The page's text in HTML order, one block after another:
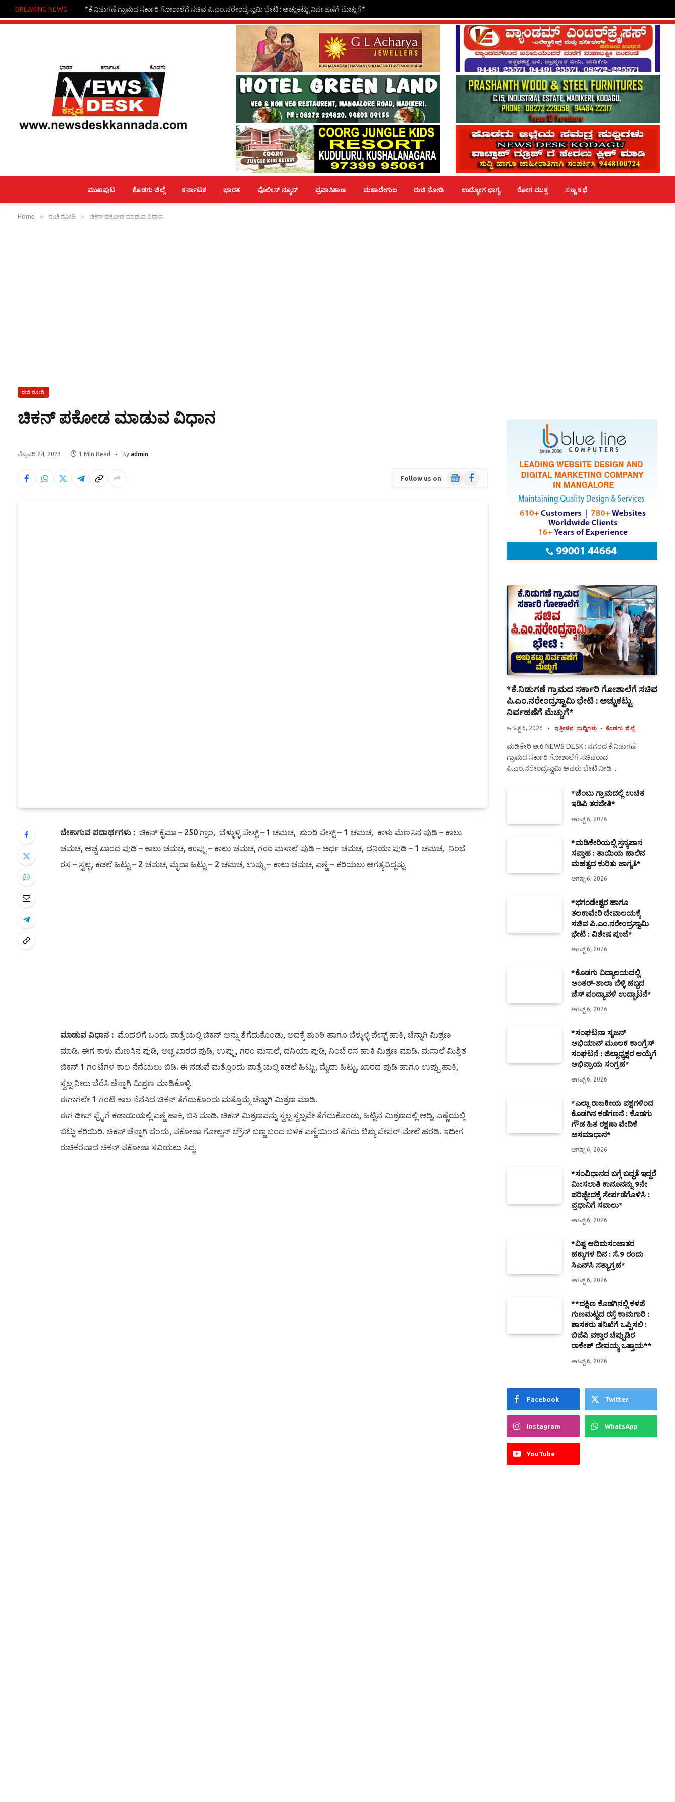
BREAKING NEWS *ಕೆ.ನಿಡುಗಣೆ ಗ್ರಾಮದ ಸರ್ಕಾರಿ ಗೋಶಾಲೆಗೆ ಸಚಿವ ಪಿ.ಎಂ.ನರೇಂದ್ರಸ್ವಾಮಿ ಭೇಟಿ : ಅಚ್ಚುಕಟ್ಟು ನಿರ್ವಹಣೆಗೆ ಮೆಚ್ಚುಗೆ*
ಮುಖಪುಟ ಕೊಡಗು ಜಿಲ್ಲೆ ಕರ್ನಾಟಕ ಭಾರತ ಪೊಲೀಸ್ ನ್ಯೂಸ್ ಪ್ರವಾಸಿತಾಣ ಮಹಾದೇಗುಲ ರುಚಿ ನೋಡಿ ಉದ್ಯೋಗ ಭಾಗ್ಯ ರೋಗ ಮುಕ್ತ ಸಣ್ಣ ಕಥೆ
Home » ರುಚಿ ನೋಡಿ » ಚಿಕನ್ ಪಕೋಡ ಮಾಡುವ ವಿಧಾನ
ರುಚಿ ನೋಡಿ
ಚಿಕನ್ ಪಕೋಡ ಮಾಡುವ ವಿಧಾನ
ಫೆಬ್ರವರಿ 24, 2023 1 Min Read By admin
Follow us on
GoogleFacebook
ಬೇಕಾಗುವ ಪದಾರ್ಥಗಳು : ಚಿಕನ್ ಕೈಮಾ – 250 ಗ್ರಾಂ, ಬೆಳ್ಳುಳ್ಳಿ ಪೇಸ್ಟ್ – 1 ಚಮಚ, ಶುಂಠಿ ಪೇಸ್ಟ್ – 1 ಚಮಚ, ಕಾಳು ಮೆಣಸಿನ ಪುಡಿ – ಕಾಲು
ಚಮಚ, ಅಚ್ಚ ಖಾರದ ಪುಡಿ – ಕಾಲು ಚಮಚ, ಉಪ್ಪು – ಕಾಲು ಚಮಚ, ಗರಂ ಮಸಾಲೆ ಪುಡಿ – ಅರ್ಧ ಚಮಚ, ದನಿಯಾ ಪುಡಿ – 1 ಚಮಚ, ನಿಂಬೆ
ರಸ – ಸ್ವಲ್ಪ, ಕಡಲೆ ಹಿಟ್ಟು – 2 ಚಮಚ, ಮೈದಾ ಹಿಟ್ಟು – 2 ಚಮಚ, ಉಪ್ಪು – ಕಾಲು ಚಮಚ, ಎಣ್ಣೆ – ಕರಿಯಲು ಅಗತ್ಯವಿದ್ದಷ್ಟು
ಮಾಡುವ ವಿಧಾನ :ಮೊದಲಿಗೆ ಒಂದು ಪಾತ್ರೆಯಲ್ಲಿ ಚಿಕನ್ ಅನ್ನು ತೆಗೆದುಕೊಂಡು, ಅದಕ್ಕೆ ಶುಂಠಿ ಹಾಗೂ ಬೆಳ್ಳುಳ್ಳಿ ಪೇಸ್ಟ್ ಹಾಕಿ, ಚೆನ್ನಾಗಿ ಮಿಶ್ರಣ
ಮಾಡಿ. ಈಗ ಕಾಳು ಮೆಣಸಿನ ಪುಡಿ, ಅಚ್ಚ ಖಾರದ ಪುಡಿ, ಉಪ್ಪು, ಗರಂ ಮಸಾಲೆ, ದನಿಯಾ ಪುಡಿ, ನಿಂಬೆ ರಸ ಹಾಕಿ ಮಿಶ್ರಣ ಮಾಡಿ. ಮಸಾಲೆ ಮಿಶ್ರಿತ
ಚಿಕನ್ 1 ಗಂಟೆಗಳ ಕಾಲ ನೆನೆಯಲು ಬಿಡಿ. ಈ ನಡುವೆ ಮತ್ತೊಂದು ಪಾತ್ರೆಯಲ್ಲಿ ಕಡಲೆ ಹಿಟ್ಟು, ಮೈದಾ ಹಿಟ್ಟು, ಖಾರದ ಪುಡಿ ಹಾಗೂ ಉಪ್ಪು ಹಾಕಿ,
ಸ್ವಲ್ಪ ನೀರು ಬೆರೆಸಿ ಚೆನ್ನಾಗಿ ಮಿಶ್ರಣ ಮಾಡಿಕೊಳ್ಳಿ.
ಈಗಾಗಲೇ 1 ಗಂಟೆ ಕಾಲ ನೆನೆಸಿದ ಚಿಕನ್ ತೆಗೆದುಕೊಂದು ಮತ್ತೊಮ್ಮೆ ಚೆನ್ನಾಗಿ ಮಿಶ್ರಣ ಮಾಡಿ.
ಈಗ ಡೀಪ್ ಫ್ರೈಗೆ ಕಡಾಯಿಯಲ್ಲಿ ಎಣ್ಣೆ ಹಾಕಿ, ಬಿಸಿ ಮಾಡಿ. ಚಿಕನ್ ಮಿಶ್ರಣವನ್ನು ಸ್ವಲ್ಪ ಸ್ವಲ್ಪವೇ ತೆಗೆದುಕೊಂಡು, ಹಿಟ್ಟಿನ ಮಿಶ್ರಣದಲ್ಲಿ ಅದ್ದಿ, ಎಣ್ಣೆಯಲ್ಲಿ
ಬಿಟ್ಟು ಕರಿಯಿರಿ. ಚಿಕನ್ ಚೆನ್ನಾಗಿ ಬೆಂದು, ಪಕೋಡಾ ಗೋಲ್ಡನ್ ಬ್ರೌನ್ ಬಣ್ಣ ಬಂದ ಬಳಿಕ ಎಣ್ಣೆಯಿಂದ ತೆಗೆದು ಟಿಶ್ಯು ಪೇಪರ್ ಮೇಲೆ ಹರಡಿ. ಇದೀಗ
ರುಚಿಕರವಾದ ಚಿಕನ್ ಪಕೋಡಾ ಸವಿಯಲು ಸಿದ್ಧ.
*ಕೆ.ನಿಡುಗಣೆ ಗ್ರಾಮದ ಸರ್ಕಾರಿ ಗೋಶಾಲೆಗೆ ಸಚಿವ
ಪಿ.ಎಂ.ನರೇಂದ್ರಸ್ವಾಮಿ ಭೇಟಿ : ಅಚ್ಚುಕಟ್ಟು
ನಿರ್ವಹಣೆಗೆ ಮೆಚ್ಚುಗೆ*
ಆಗಷ್ಟ್ 6, 2026 ಇತ್ತೀಚಿನ ಸುದ್ದಿಗಳು ಕೊಡಗು ಜಿಲ್ಲೆ
ಮಡಿಕೇರಿ ಆ.6 NEWS DESK : ನಗರದ ಕೆ.ನಿಡುಗಣೆ
ಗ್ರಾಮದ ಸರ್ಕಾರಿ ಗೋಶಾಲೆಗೆ ಸಚಿವರಾದ
ಪಿ.ಎಂ.ನರೇಂದ್ರಸ್ವಾಮಿ ಅವರು ಭೇಟಿ ನೀಡಿ…
*ಚೆಂಬು ಗ್ರಾಮದಲ್ಲಿ ಉಚಿತ
ಇಡಿಪಿ ತರಬೇತಿ*
ಆಗಷ್ಟ್ 6, 2026
*ಮಡಿಕೇರಿಯಲ್ಲಿ ಸ್ತನ್ಯಪಾನ
ಸಪ್ತಾಹ : ತಾಯಿಯ ಹಾಲಿನ
ಮಹತ್ವದ ಕುರಿತು ಜಾಗೃತಿ*
ಆಗಷ್ಟ್ 6, 2026
*ಭಗಂಡೇಶ್ವರ ಹಾಗೂ
ತಲಕಾವೇರಿ ದೇವಾಲಯಕ್ಕೆ
ಸಚಿವ ಪಿ.ಎಂ.ನರೇಂದ್ರಸ್ವಾಮಿ
ಭೇಟಿ : ವಿಶೇಷ ಪೂಜೆ*
ಆಗಷ್ಟ್ 6, 2026
*ಕೊಡಗು ವಿದ್ಯಾಲಯದಲ್ಲಿ
ಅಂತರ್-ಶಾಲಾ ಬೆಳ್ಳಿ ಹಬ್ಬದ
ಚೆಸ್ ಪಂದ್ಯಾವಳಿ ಉದ್ಘಾಟನೆ*
ಆಗಷ್ಟ್ 6, 2026
*ಸಂಘಟನಾ ಸೃಜನ್
ಅಭಿಯಾನ್ ಮೂಲಕ ಕಾಂಗ್ರೆಸ್
ಸಂಘಟನೆ : ಜಿಲ್ಲಾಧ್ಯಕ್ಷರ ಆಯ್ಕೆಗೆ
ಅಭಿಪ್ರಾಯ ಸಂಗ್ರಹ*
ಆಗಷ್ಟ್ 6, 2026
*ಎಲ್ಲಾ ರಾಜಕೀಯ ಪಕ್ಷಗಳಿಂದ
ಕೊಡಗಿನ ಕಡೆಗಣನೆ : ಕೊಡಗು
ಗೌಡ ಹಿತ ರಕ್ಷಣಾ ವೇದಿಕೆ
ಅಸಮಾಧಾನ*
ಆಗಷ್ಟ್ 6, 2026
*ಸಂವಿಧಾನದ ಬಗ್ಗೆ ಬದ್ಧತೆ ಇದ್ದರೆ
ಮೀಸಲಾತಿ ಕಾನೂನನ್ನು 9ನೇ
ಪರಿಚ್ಛೇದಕ್ಕೆ ಸೇರ್ಪಡೆಗೊಳಿಸಿ :
ಪ್ರಧಾನಿಗೆ ಸವಾಲು*
ಆಗಷ್ಟ್ 6, 2026
*ವಿಶ್ವ ಆದಿಮಸಂಜಾತರ
ಹಕ್ಕುಗಳ ದಿನ : ಸೆ.9 ರಂದು
ಸಿಎನ್‌ಸಿ ಸತ್ಯಾಗ್ರಹ*
ಆಗಷ್ಟ್ 6, 2026
**ದಕ್ಷಿಣ ಕೊಡಗಿನಲ್ಲಿ ಕಳಪೆ
ಗುಣಮಟ್ಟದ ರಸ್ತೆ ಕಾಮಗಾರಿ :
ಶಾಸಕರು ತನಿಖೆಗೆ ಒಪ್ಪಿಸಲಿ :
ಬಿಜೆಪಿ ವಕ್ತಾರ ಚೆಪ್ಪುಡಿರ
ರಾಕೇಶ್ ದೇವಯ್ಯ ಒತ್ತಾಯ**
ಆಗಷ್ಟ್ 6, 2026
Facebook Twitter
Instagram WhatsApp
YouTube